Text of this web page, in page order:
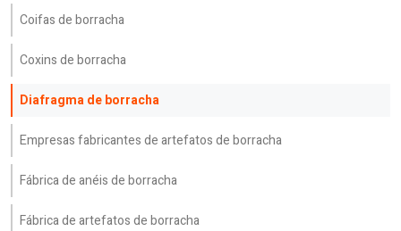
Coifas de borracha
Coxins de borracha
Diafragma de borracha
Empresas fabricantes de artefatos de borracha
Fábrica de anéis de borracha
Fábrica de artefatos de borracha